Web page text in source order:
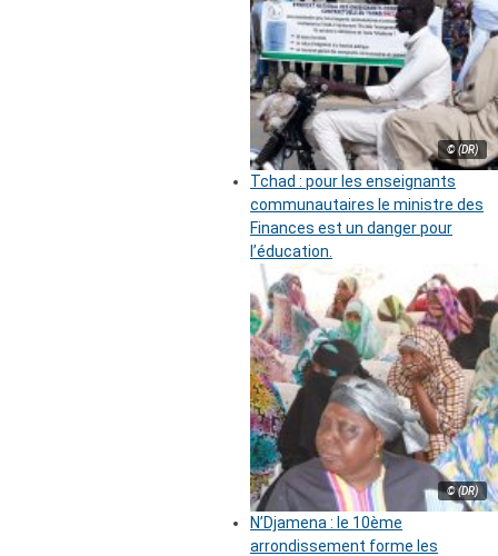
© (DR)
Tchad : pour les enseignants
communautaires le ministre des
Finances est un danger pour
l’éducation.
© (DR)
N’Djamena : le 10ème
arrondissement forme les